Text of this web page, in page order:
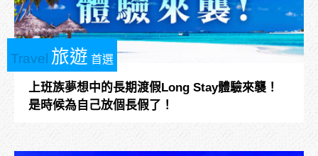
Travel 旅遊 首選
上班族夢想中的長期渡假Long Stay體驗來襲！
是時候為自己放個長假了！